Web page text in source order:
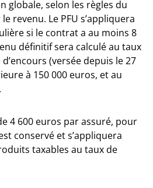
globale, selon les règles du
revenu. Le PFU s’appliquera
si le contrat a au moins 8
définitif sera calculé au taux
(versée depuis le 27
à 150 000 euros, et au
4 600 euros par assuré, pour
conservé et s’appliquera
taxables au taux de